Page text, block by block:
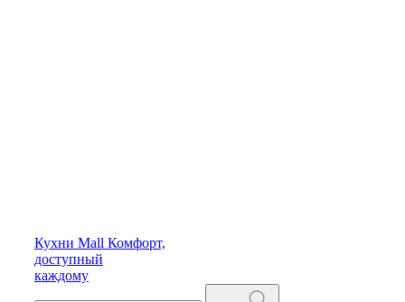
Кухни Mall Комфорт,
доступный
каждому